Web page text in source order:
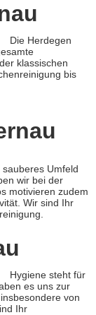
Die Herdegen
klassischen
bis
Umfeld
wir bei der
motivieren zudem
Wir sind Ihr
Hygiene steht für
es uns zur
von
Ihr